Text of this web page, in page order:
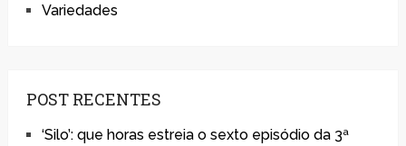
Variedades
POST RECENTES
‘Silo’: que horas estreia o sexto episódio da 3ª